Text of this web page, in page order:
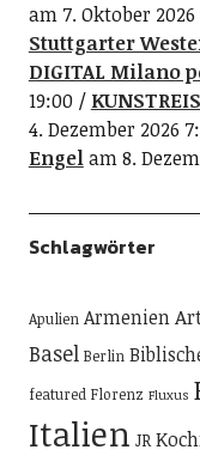
am 7. Oktober 2026
Stuttgarter
DIGITAL Milano
19:00
4. Dezember 2026
Engelam 8.
Schlagwörter
Apulien Armenien
Basel Berlin
featured Florenz Fluxus
Italien JR